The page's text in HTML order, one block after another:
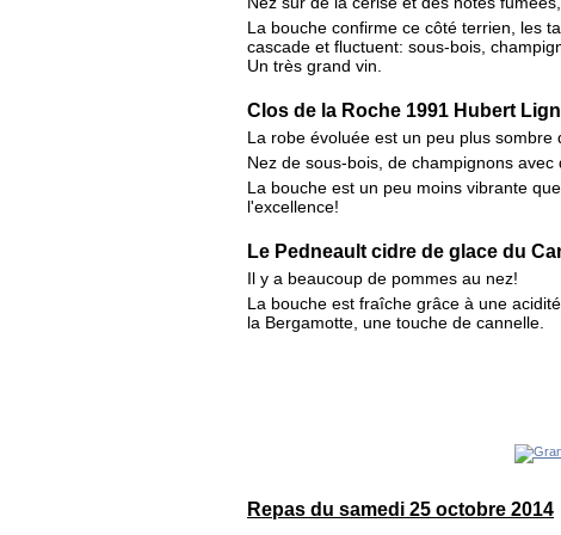
La bouche confirme ce côté terrien, les
cascade et fluctuent: sous-bois,
Un très grand vin.
Clos de la Roche 1991 Hubert
La robe évoluée est un peu plus sombre
Nez de sous-bois, de champignons avec
La bouche est un peu moins vibrante
l'excellence!
Le Pedneault cidre de glace du
Il y a beaucoup de pommes au nez!
La bouche est fraîche grâce à une
la Bergamotte, une touche de cannelle.
Repas du samedi 25 octobre 2014